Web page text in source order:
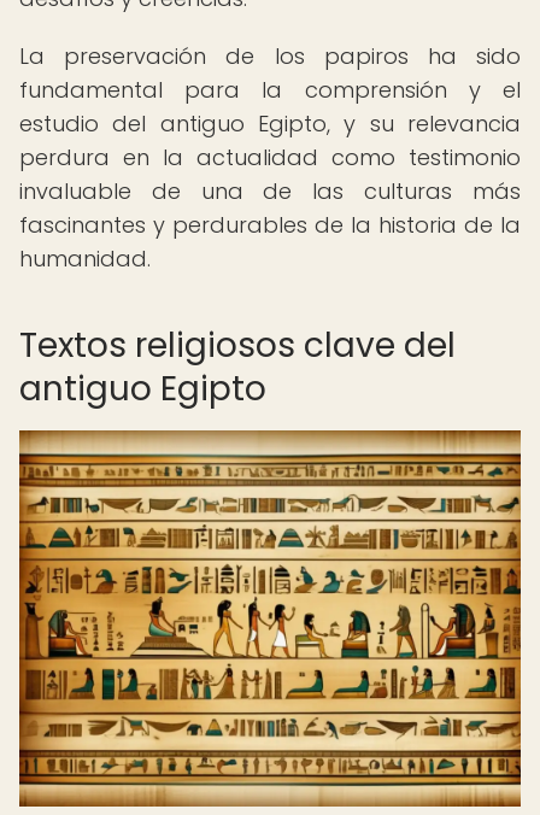
La preservación de los papiros ha sido
fundamental para la comprensión y el
estudio del antiguo Egipto, y su relevancia
perdura en la actualidad como testimonio
invaluable de una de las culturas más
fascinantes y perdurables de la historia de la
humanidad.
Textos religiosos clave del
antiguo Egipto